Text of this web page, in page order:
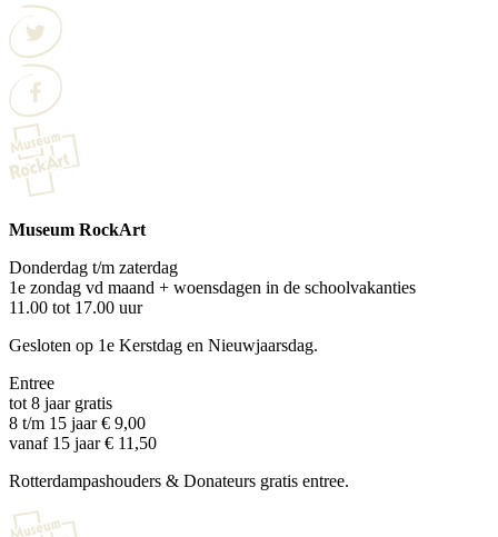
Museum RockArt
Donderdag t/m zaterdag
1e zondag vd maand + woensdagen in de schoolvakanties
11.00 tot 17.00 uur
Gesloten op 1e Kerstdag en Nieuwjaarsdag.
Entree
tot 8 jaar gratis
8 t/m 15 jaar € 9,00
vanaf 15 jaar € 11,50
Rotterdampashouders & Donateurs gratis entree.